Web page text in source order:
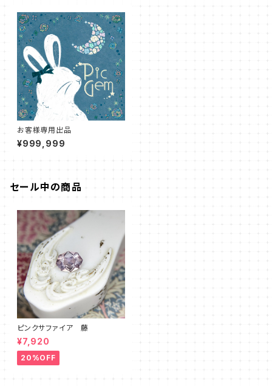
お客様専用出品
¥999,999
セール中の商品
ピンクサファイア 藤
¥7,920
20%OFF